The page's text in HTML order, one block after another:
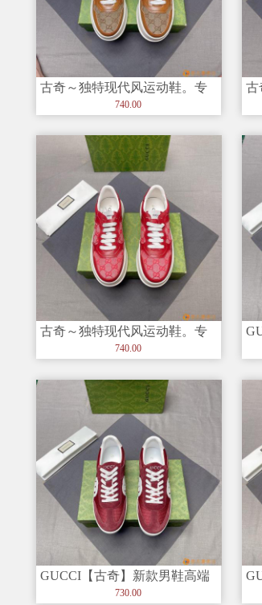
古奇～独特现代风运动鞋。专
柜代购?休闲?? 意大利进口原版
740.00
古
古奇～独特现代风运动鞋。专
柜代购?休闲?? 意大利进口原版
740.00
GUCCI【古奇】新款男鞋高端
品牌，最新時尚休闲男鞋，潮
730.00